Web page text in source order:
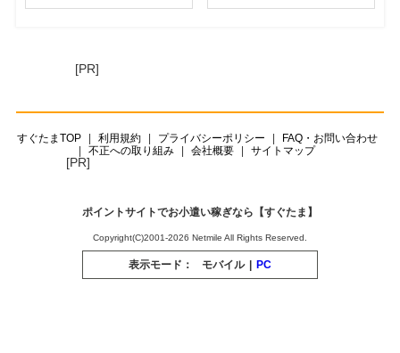
[PR]
すぐたまTOP 利用規約 プライバシーポリシー
FAQ・お問い合わせ
不正への取り組み
会社概要 サイトマップ
[PR]
ポイントサイトでお小遣い稼ぎなら【すぐたま】
Copyright(C)2001-2026 Netmile All Rights Reserved.
表示モード： モバイル | PC